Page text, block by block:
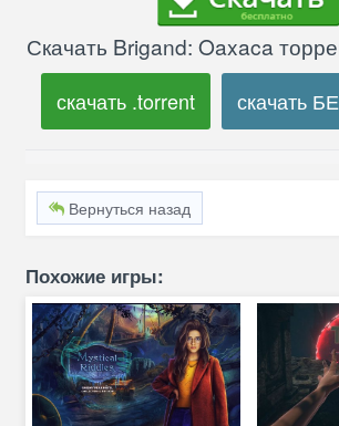
Скачать Brigand: Oaxaca
скачать .torrent скачать
Вернуться назад
Похожие игры: